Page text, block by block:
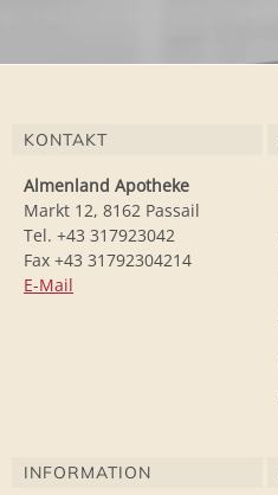
KONTAKT
Almenland Apotheke
Markt 12, 8162 Passail
Tel. +43 317923042
Fax +43 31792304214
E-Mail
INFORMATION